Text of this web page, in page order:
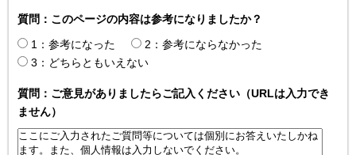
質問：このページの内容は参考になりましたか？
1：参考になった
2：参考にならなかった
3：どちらともいえない
質問：ご意見がありましたらご記入ください（URLは入力でき
ません）